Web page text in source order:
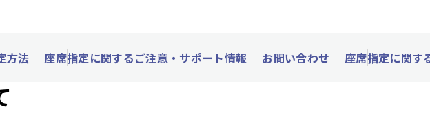
方法 座席指定に関するご注意・サポート情報 お問い合わせ 座席指定に関す